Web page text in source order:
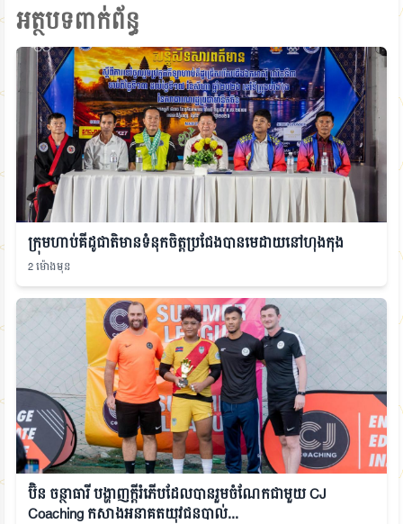
អត្ថបទពាក់ព័ន្ធ
ក្រុមហាប់គីដូជាតិមានទំនុកចិត្តប្រជែងបានមេដាយនៅហុងកុង
2 ម៉ោងមុន
ប៊ិន ចន្ថាធារី បង្ហាញក្ដីរំភើបដែលបានរួមចំណែកជាមួយ CJ
Coaching កសាងអនាគតយុវជនបាល់...